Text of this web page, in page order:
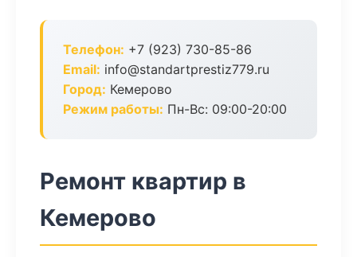
Телефон: +7 (923) 730-85-86
Email: info@standartprestiz779.ru
Город: Кемерово
Режим работы: Пн-Вс: 09:00-20:00
Ремонт квартир в
Кемерово